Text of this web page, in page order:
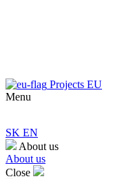
Projects EU
Menu
SK EN
About us
About us
Close